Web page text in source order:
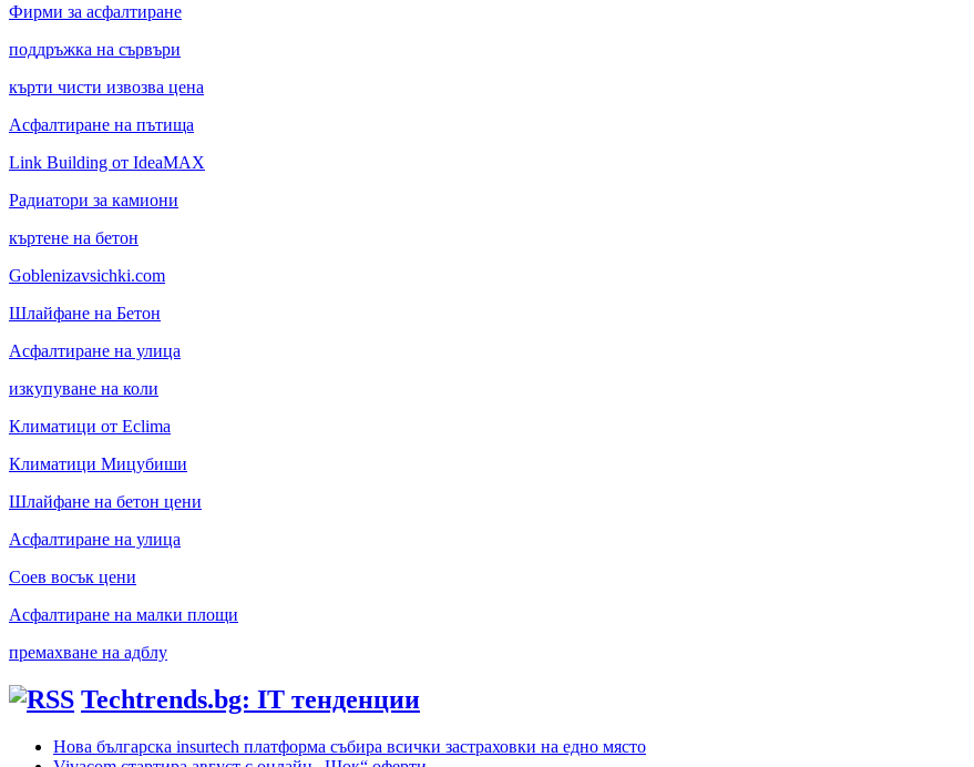
Фирми за асфалтиране
поддръжка на сървъри
кърти чисти извозва цена
Асфалтиране на пътища
Link Building от IdeaMAX
Радиатори за камиони
къртене на бетон
Goblenizavsichki.com
Шлайфане на Бетон
Асфалтиране на улица
изкупуване на коли
Климатици от Eclima
Климатици Мицубиши
Шлайфане на бетон цени
Асфалтиране на улица
Соев восък цени
Асфалтиране на малки площи
премахване на адблу
Techtrends.bg: IT тенденции
Нова българска insurtech платформа събира всички застраховки на едно място